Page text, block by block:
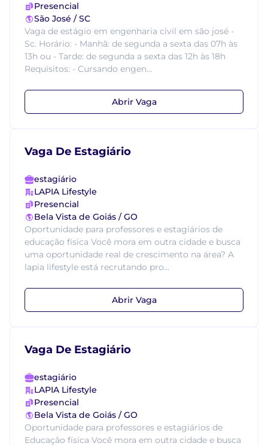
Presencial
São José / SC
Vaga de estágio em engenharia civil em são josé -
Sc. Horário: - Manhã: de segunda a sexta das 07h às
13h ou - Tarde: de segunda a sexta das 12h às 18h
Requisitos: - Cursando engen...
Abrir Vaga
Vaga De Estagiário
estagiário
LAPIA Lifestyle
Presencial
Bela Vista de Goiás / GO
Oportunidade para professores e estagiários de
educação física Você mora em outra cidade e busca
uma oportunidade real de crescimento na área? A
lapia lifestyle está recrutando pro...
Abrir Vaga
Vaga De Estagiário
estagiário
LAPIA Lifestyle
Presencial
Bela Vista de Goiás / GO
Oportunidade para professores e estagiários de
Educação física Você mora em outra cidade e busca